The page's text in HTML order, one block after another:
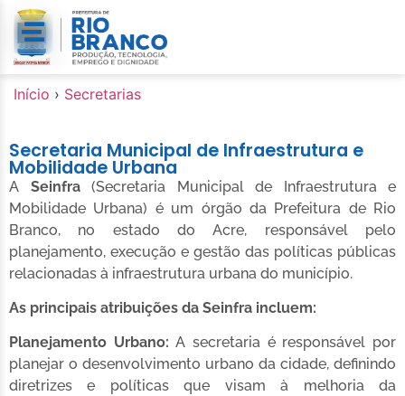
conteúdo
Início › Secretarias
Secretaria Municipal de Infraestrutura e
Mobilidade Urbana
A Seinfra(Secretaria Municipal de Infraestrutura e
Mobilidade Urbana) é um órgão da Prefeitura de Rio
Branco, no estado do Acre, responsável pelo
planejamento, execução e gestão das políticas públicas
relacionadas à infraestrutura urbana do município.
As principais atribuições da Seinfra incluem:
Planejamento Urbano: A secretaria é responsável por
planejar o desenvolvimento urbano da cidade, definindo
diretrizes e políticas que visam à melhoria da